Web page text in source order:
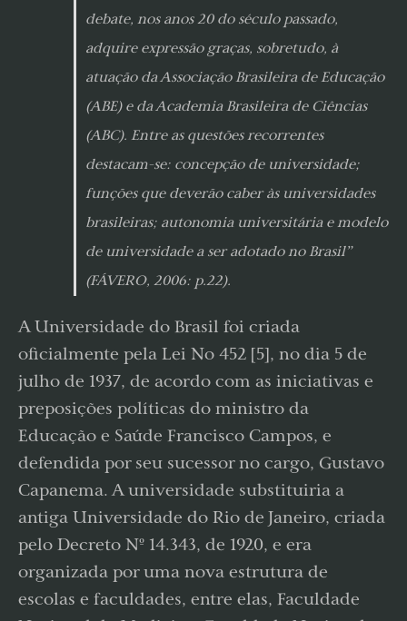
debate, nos anos 20 do século passado,
adquire expressão graças, sobretudo, à
atuação da Associação Brasileira de Educação
(ABE) e da Academia Brasileira de Ciências
(ABC). Entre as questões recorrentes
destacam-se: concepção de universidade;
funções que deverão caber às universidades
brasileiras; autonomia universitária e modelo
de universidade a ser adotado no Brasil”
(FÁVERO, 2006: p.22).
A Universidade do Brasil foi criada
oficialmente pela Lei No 452 [5], no dia 5 de
julho de 1937, de acordo com as iniciativas e
preposições políticas do ministro da
Educação e Saúde Francisco Campos, e
defendida por seu sucessor no cargo, Gustavo
Capanema. A universidade substituiria a
antiga Universidade do Rio de Janeiro, criada
pelo Decreto Nº 14.343, de 1920, e era
organizada por uma nova estrutura de
escolas e faculdades, entre elas, Faculdade